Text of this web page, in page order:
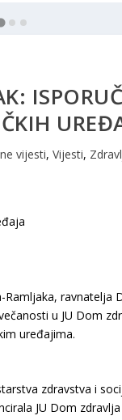
vijesti, Vijesti,
ravnatelja
u JU Dom
uređajima.
zdravstva i
JU Dom zdravlja